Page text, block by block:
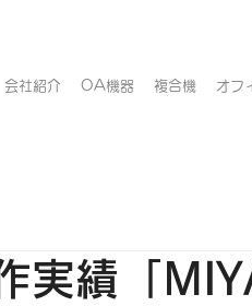
会社紹介 OA機器 複合機 オフ
実績「